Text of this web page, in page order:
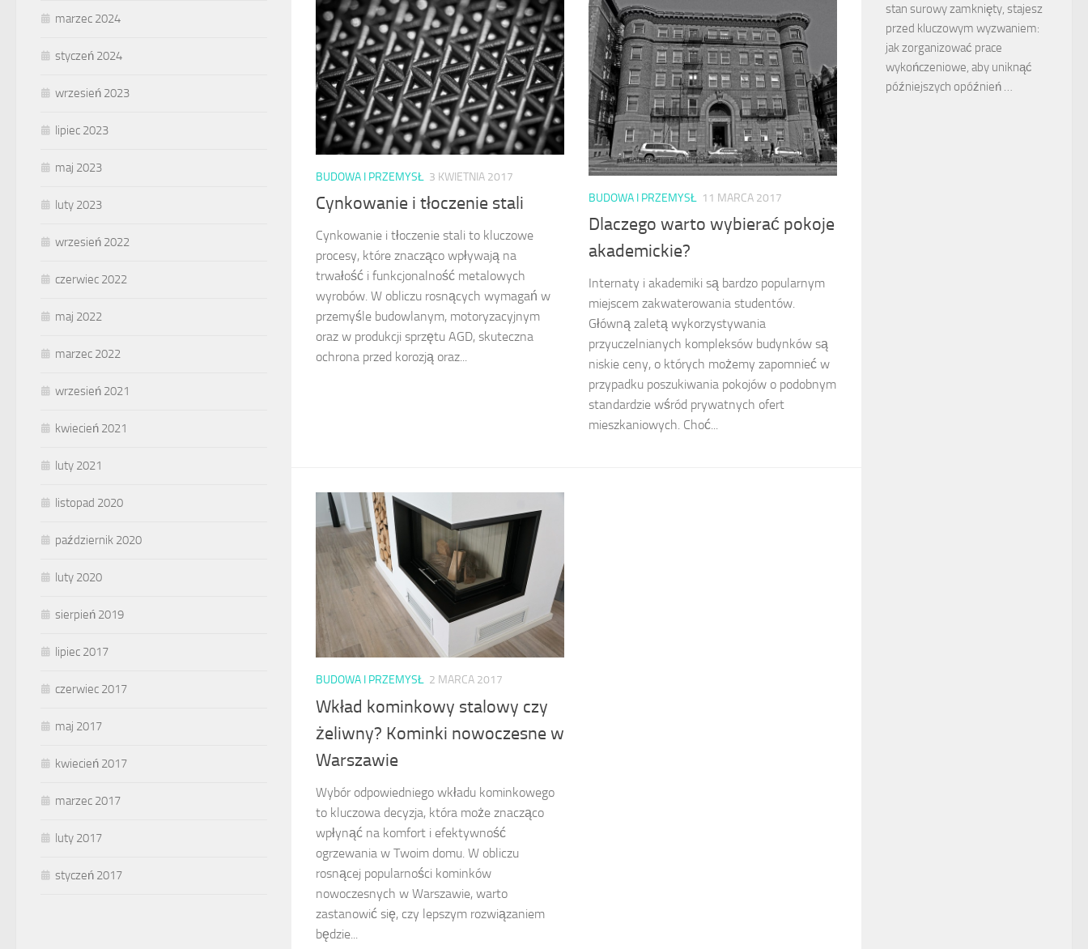
BUDOWA I PRZEMYSŁ 3 KWIETNIA 2017
Cynkowanie i tłoczenie stali
Cynkowanie i tłoczenie stali to kluczowe
procesy, które znacząco wpływają na
trwałość i funkcjonalność metalowych
wyrobów. W obliczu rosnących wymagań w
przemyśle budowlanym, motoryzacyjnym
oraz w produkcji sprzętu AGD, skuteczna
ochrona przed korozją oraz...
BUDOWA I PRZEMYSŁ 11 MARCA 2017
Dlaczego warto wybierać pokoje
akademickie?
Internaty i akademiki są bardzo popularnym
miejscem zakwaterowania studentów.
Główną zaletą wykorzystywania
przyuczelnianych kompleksów budynków są
niskie ceny, o których możemy zapomnieć w
przypadku poszukiwania pokojów o podobnym
standardzie wśród prywatnych ofert
mieszkaniowych. Choć...
BUDOWA I PRZEMYSŁ 2 MARCA 2017
Wkład kominkowy stalowy czy
żeliwny? Kominki nowoczesne w
Warszawie
Wybór odpowiedniego wkładu kominkowego
to kluczowa decyzja, która może znacząco
wpłynąć na komfort i efektywność
ogrzewania w Twoim domu. W obliczu
rosnącej popularności kominków
nowoczesnych w Warszawie, warto
zastanowić się, czy lepszym rozwiązaniem
będzie...
marzec 2024
styczeń 2024
wrzesień 2023
lipiec 2023
maj 2023
luty 2023
wrzesień 2022
czerwiec 2022
maj 2022
marzec 2022
wrzesień 2021
kwiecień 2021
luty 2021
listopad 2020
październik 2020
luty 2020
sierpień 2019
lipiec 2017
czerwiec 2017
maj 2017
kwiecień 2017
marzec 2017
luty 2017
styczeń 2017
stan surowy zamknięty, stajesz
przed kluczowym wyzwaniem:
jak zorganizować prace
wykończeniowe, aby uniknąć
późniejszych opóźnień …